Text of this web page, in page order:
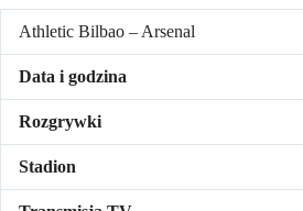
Athletic Bilbao – Arsenal
Data i godzina
Rozgrywki
Stadion